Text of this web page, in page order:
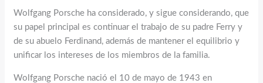
Wolfgang Porsche ha considerado, y sigue considerando, que
su papel principal es continuar el trabajo de su padre Ferry y
de su abuelo Ferdinand, además de mantener el equilibrio y
unificar los intereses de los miembros de la familia.
Wolfgang Porsche nació el 10 de mayo de 1943 en